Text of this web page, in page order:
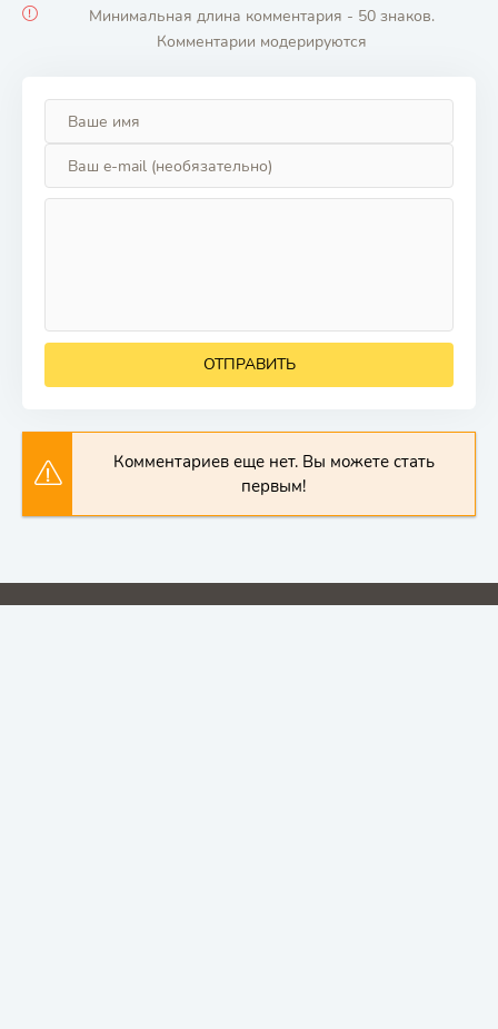
Минимальная длина комментария - 50 знаков.
Комментарии модерируются
ОТПРАВИТЬ
Комментариев еще нет. Вы можете стать
первым!